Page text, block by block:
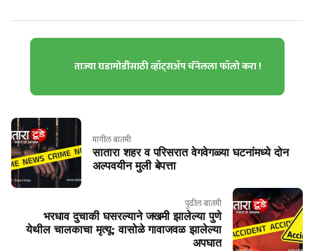
ताज्या घडामोडींसाठी व्हॉट्सॲप चॅनेलला फॉलो करा !
मागील बातमी
सातारा शहर व परिसरात वेगवेगळ्या घटनांमध्ये दोन
अल्पवयीन मुली बेपत्ता
पुढील बातमी
भरधाव दुचाकी घसरल्याने जखमी झालेल्या पुणे
येथील चालकाचा मृत्यू; वासोळे गावाजवळ झालेल्या
अपघात